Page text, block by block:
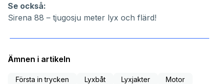
Se också:
Sirena 88 – tjugosju meter lyx och flärd!
Ämnen i artikeln
Första in trycken Lyxbåt Lyxjakter
Motor